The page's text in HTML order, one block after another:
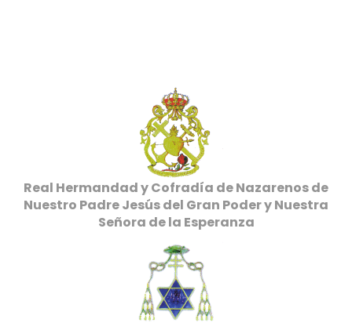
Real Hermandad y Cofradía de Nazarenos de
Nuestro Padre Jesús del Gran Poder y Nuestra
Señora de la Esperanza